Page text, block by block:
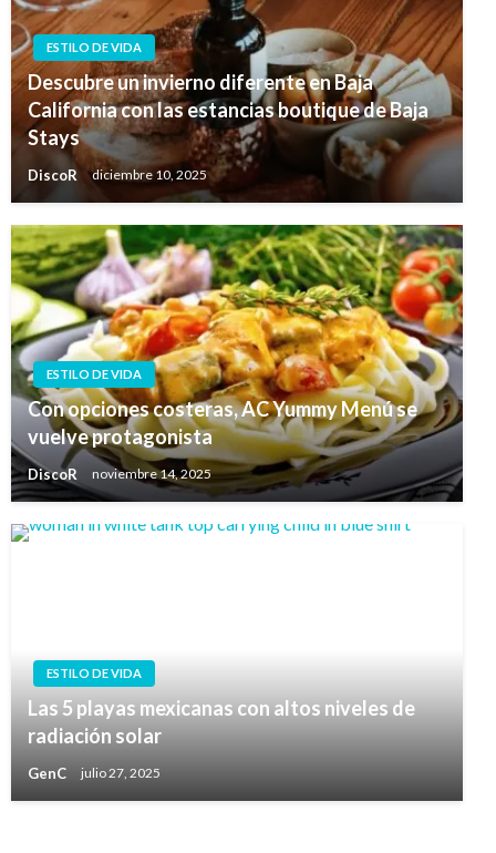
ESTILO DE VIDA
Descubre un invierno diferente en Baja
California con las estancias boutique de Baja
Stays
DiscoR diciembre 10, 2025
ESTILO DE VIDA
Con opciones costeras, AC Yummy Menú se
vuelve protagonista
DiscoR noviembre 14, 2025
ESTILO DE VIDA
Las 5 playas mexicanas con altos niveles de
radiación solar
GenC julio 27, 2025